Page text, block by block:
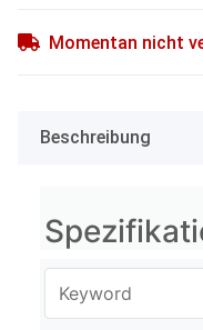
Momentan nicht
Beschreibung